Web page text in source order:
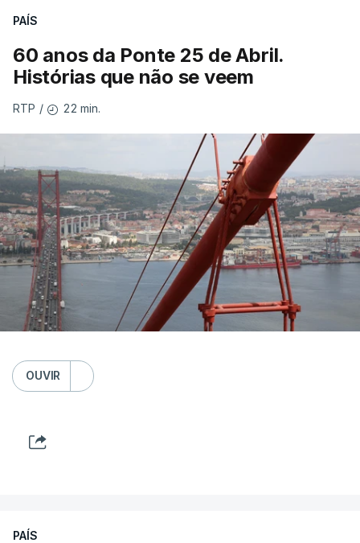
PAÍS
60 anos da Ponte 25 de Abril.
Histórias que não se veem
RTP / 22 min.
OUVIR
PAÍS